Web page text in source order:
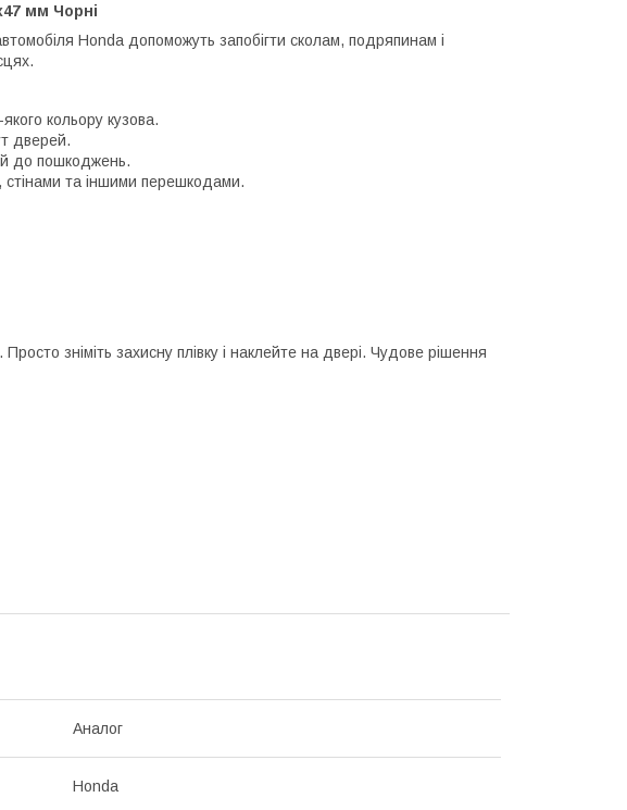
мм Чорні
Honda допоможуть запобігти сколам, подряпинам і
кольору кузова.
дверей.
до пошкоджень.
стінами та іншими перешкодами.
зніміть захисну плівку і наклейте на двері. Чудове рішення
Аналог
Honda